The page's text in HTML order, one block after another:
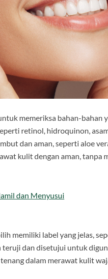
memeriksa bahan-bahan
retinol, hidroquinon,
dan aman, seperti aloe
kulit dengan aman, tanpa
dan Menyusui
memiliki label yang jelas,
dan disetujui untuk
dalam merawat kulit